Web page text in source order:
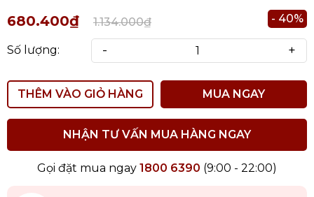
680.400₫ 1.134.000₫ - 40%
Số lượng: - +
THÊM VÀO GIỎ HÀNG MUA NGAY
NHẬN TƯ VẤN MUA HÀNG NGAY
Gọi đặt mua ngay 1800 6390 (9:00 - 22:00)